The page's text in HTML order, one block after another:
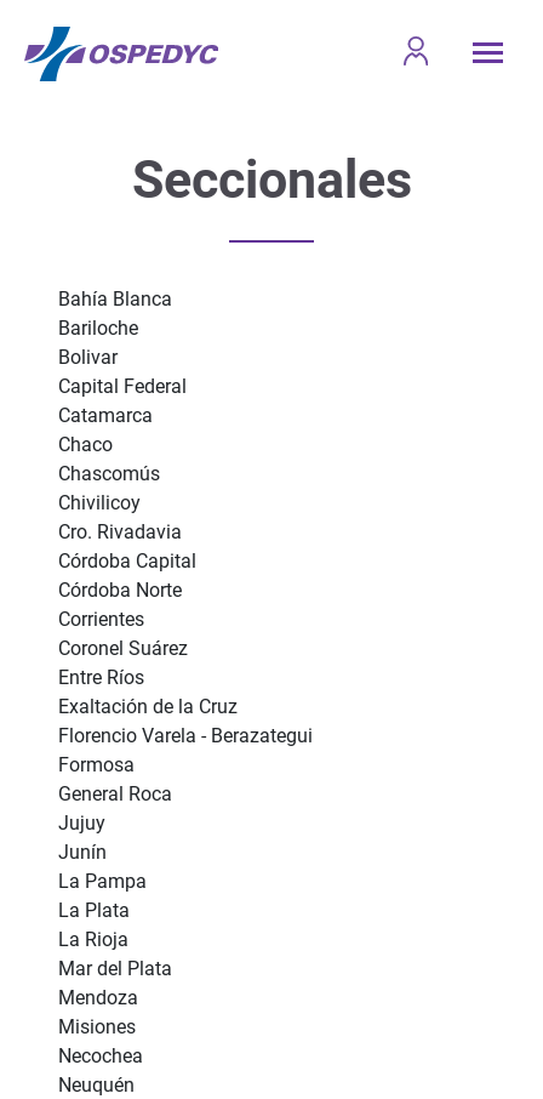
Seccionales
Bahía Blanca
Bariloche
Bolivar
Capital Federal
Catamarca
Chaco
Chascomús
Chivilicoy
Cro. Rivadavia
Córdoba Capital
Córdoba Norte
Corrientes
Coronel Suárez
Entre Ríos
Exaltación de la Cruz
Florencio Varela - Berazategui
Formosa
General Roca
Jujuy
Junín
La Pampa
La Plata
La Rioja
Mar del Plata
Mendoza
Misiones
Necochea
Neuquén